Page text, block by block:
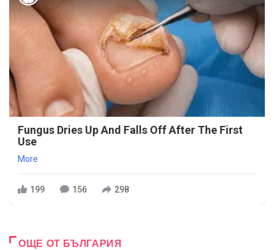
Fungus Dries Up And Falls Off After The First
Use
More
199 156 298
ОЩЕ ОТ БЪЛГАРИЯ